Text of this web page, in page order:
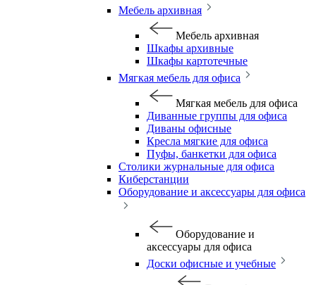
Мебель архивная
Мебель архивная
Шкафы архивные
Шкафы картотечные
Мягкая мебель для офиса
Мягкая мебель для офиса
Диванные группы для офиса
Диваны офисные
Кресла мягкие для офиса
Пуфы, банкетки для офиса
Столики журнальные для офиса
Киберстанции
Оборудование и аксессуары для офиса
Оборудование и
аксессуары для офиса
Доски офисные и учебные